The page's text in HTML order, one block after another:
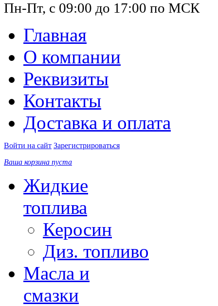
Пн-Пт, с 09:00 до 17:00 по МСК
Главная
О компании
Реквизиты
Контакты
Доставка и оплата
Войти на сайт Зарегистрироваться
Ваша корзина пуста
Жидкие
топлива
Керосин
Диз. топливо
Масла и
смазки